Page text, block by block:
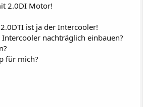
2.0DI Motor!
ist ja der Intercooler!
nachträglich einbauen?
für mich?